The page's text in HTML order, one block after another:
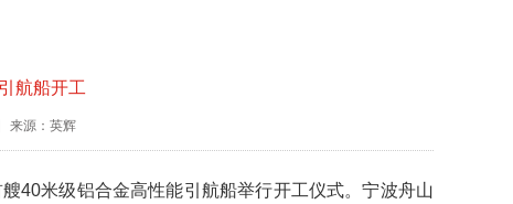
航船开工
来源：英辉
米级铝合金高性能引航船举行开工仪式。宁波舟山